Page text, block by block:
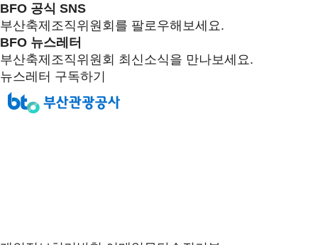
BFO 공식 SNS
부산축제조직위원회를 팔로우해보세요.
BFO 뉴스레터
부산축제조직위원회 최신소식을 만나보세요.
뉴스레터 구독하기